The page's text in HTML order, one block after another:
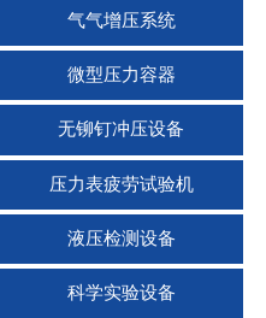
气气增压系统
微型压力容器
无铆钉冲压设备
压力表疲劳试验机
液压检测设备
科学实验设备